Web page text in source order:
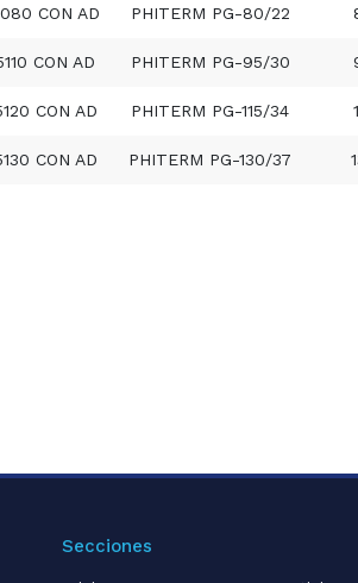
CON AD PHITERM PG-80/22
CON AD PHITERM PG-95/30
CON AD PHITERM PG-115/34
CON AD PHITERM PG-130/37
Secciones